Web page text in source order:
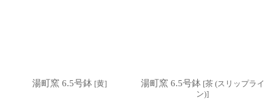
湯町窯 6.5号鉢 [黄] 湯町窯 6.5号鉢 [茶 (スリップライ
ン)]